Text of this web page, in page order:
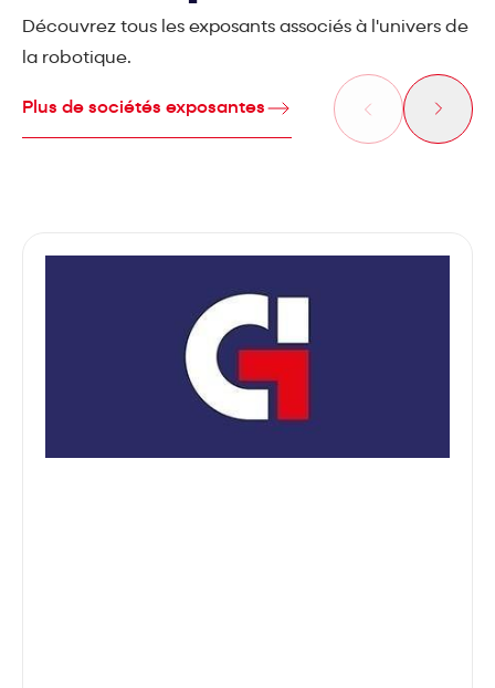
Découvrez tous les exposants associés à l'univers de
la robotique.
Plus de sociétés exposantes